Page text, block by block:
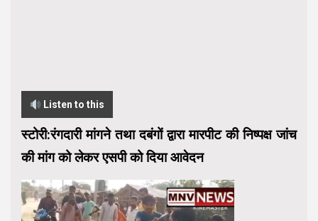
Listen to this
स्टोरी:रंगदारी मांगने तथा दबंगों द्वारा मारपीट की निष्पक्ष जांच
की मांग को लेकर एसपी को दिया आवेदन